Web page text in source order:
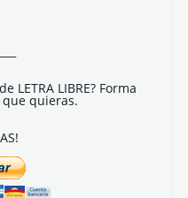
LETRA LIBRE? Forma
quieras.